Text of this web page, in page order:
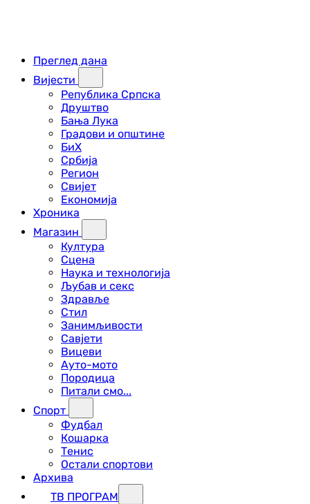
Преглед дана
Вијести
Република Српска
Друштво
Бања Лука
Градови и општине
БиХ
Србија
Регион
Свијет
Економија
Хроника
Магазин
Култура
Сцена
Наука и технологија
Љубав и секс
Здравље
Стил
Занимљивости
Савјети
Вицеви
Ауто-мото
Породица
Питали смо...
Спорт
Фудбал
Кошарка
Тенис
Остали спортови
Архива
ТВ ПРОГРАМ